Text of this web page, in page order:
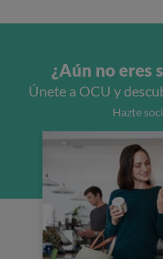
¿Aún no eres
Únete a OCU y
Hazte